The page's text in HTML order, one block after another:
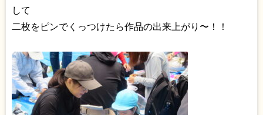
して
二枚をピンでくっつけたら作品の出来上がり〜！！